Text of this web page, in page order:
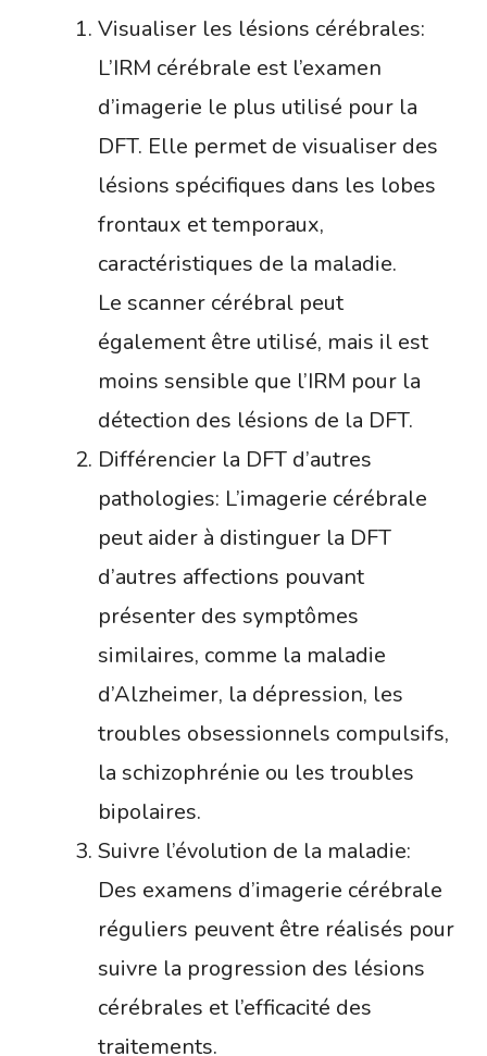
Visualiser les lésions cérébrales:
L’IRM cérébrale est l’examen
d’imagerie le plus utilisé pour la
DFT. Elle permet de visualiser des
lésions spécifiques dans les lobes
frontaux et temporaux,
caractéristiques de la maladie.
Le scanner cérébral peut
également être utilisé, mais il est
moins sensible que l’IRM pour la
détection des lésions de la DFT.
Différencier la DFT d’autres
pathologies: L’imagerie cérébrale
peut aider à distinguer la DFT
d’autres affections pouvant
présenter des symptômes
similaires, comme la maladie
d’Alzheimer, la dépression, les
troubles obsessionnels compulsifs,
la schizophrénie ou les troubles
bipolaires.
Suivre l’évolution de la maladie:
Des examens d’imagerie cérébrale
réguliers peuvent être réalisés pour
suivre la progression des lésions
cérébrales et l’efficacité des
traitements.